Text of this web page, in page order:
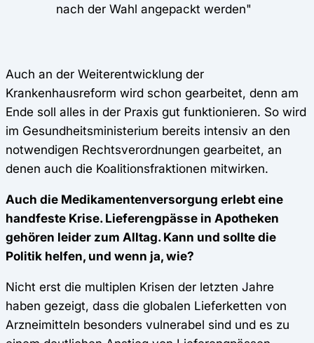
nach der Wahl angepackt werden"
Auch an der Weiterentwicklung der
Krankenhausreform wird schon gearbeitet, denn am
Ende soll alles in der Praxis gut funktionieren. So wird
im Gesundheitsministerium bereits intensiv an den
notwendigen Rechtsverordnungen gearbeitet, an
denen auch die Koalitionsfraktionen mitwirken.
Auch die Medikamentenversorgung erlebt eine
handfeste Krise. Lieferengpässe in Apotheken
gehören leider zum Alltag. Kann und sollte die
Politik helfen, und wenn ja, wie?
Nicht erst die multiplen Krisen der letzten Jahre
haben gezeigt, dass die globalen Lieferketten von
Arzneimitteln besonders vulnerabel sind und es zu